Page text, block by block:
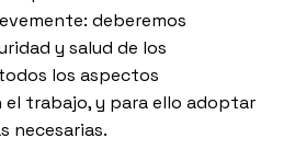
deberemos
y salud de los
los aspectos
el trabajo, y para ello adoptar
necesarias.